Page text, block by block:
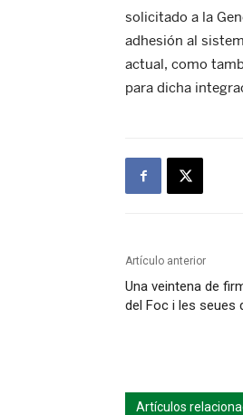
solicitado a la
adhesión al
actual, como
para dicha
Artículo anterior
Una veintena de
del Foc i les seues
Artículos